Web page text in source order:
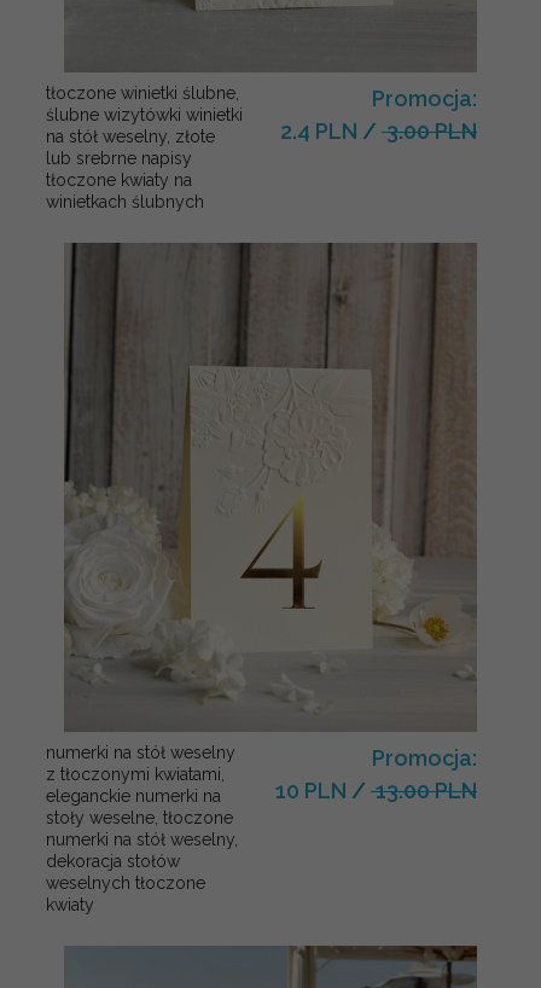
tłoczone winietki ślubne,
ślubne wizytówki winietki
na stół weselny, złote
lub srebrne napisy
tłoczone kwiaty na
winietkach ślubnych
Promocja:
2.4 PLN / 3.00 PLN
numerki na stół weselny
z tłoczonymi kwiatami,
eleganckie numerki na
stoły weselne, tłoczone
numerki na stół weselny,
dekoracja stołów
weselnych tłoczone
kwiaty
Promocja:
10 PLN / 13.00 PLN